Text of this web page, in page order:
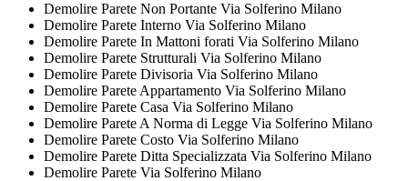
Demolire Parete Non Portante Via Solferino Milano
Demolire Parete Interno Via Solferino Milano
Demolire Parete In Mattoni forati Via Solferino Milano
Demolire Parete Strutturali Via Solferino Milano
Demolire Parete Divisoria Via Solferino Milano
Demolire Parete Appartamento Via Solferino Milano
Demolire Parete Casa Via Solferino Milano
Demolire Parete A Norma di Legge Via Solferino Milano
Demolire Parete Costo Via Solferino Milano
Demolire Parete Ditta Specializzata Via Solferino Milano
Demolire Parete Via Solferino Milano